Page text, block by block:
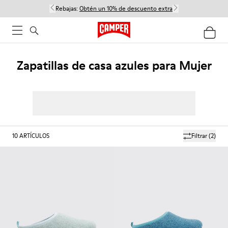
Rebajas: Obtén un 10% de descuento extra
Zapatillas de casa azules para Mujer
Filtrar(2)
10ARTÍCULOS